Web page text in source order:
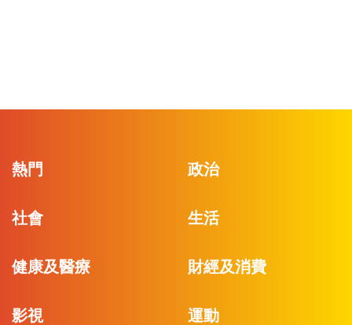
熱門 政治
社會 生活
健康及醫療 財經及消費
影視 運動